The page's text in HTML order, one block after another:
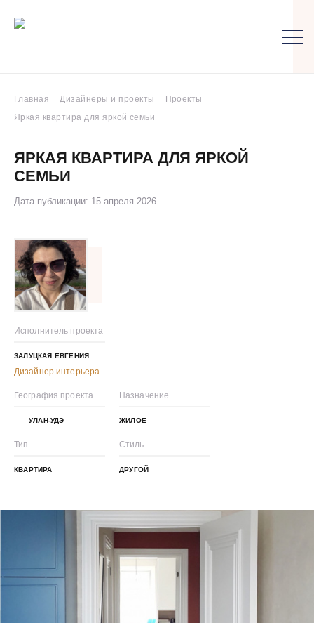
Главная Дизайнеры и проекты
Проекты
Яркая квартира для яркой семьи
ЯРКАЯ КВАРТИРА ДЛЯ ЯРКОЙ
СЕМЬИ
Дата публикации: 15 апреля 2026
Исполнитель проекта
ЗАЛУЦКАЯ ЕВГЕНИЯ
Дизайнер интерьера
География проекта
УЛАН-УДЭ
Назначение
ЖИЛОЕ
Тип
КВАРТИРА
Стиль
ДРУГОЙ